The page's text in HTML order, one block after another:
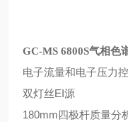
GC-MS 6800S气相色
电子流量和电子压力
双灯丝EI源
180mm四极杆质量分